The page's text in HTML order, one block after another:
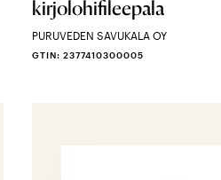
kirjolohifileepala
PURUVEDEN SAVUKALA OY
GTIN: 2377410300005